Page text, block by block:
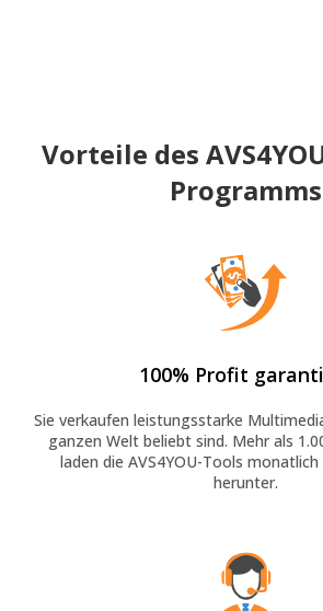
Vorteile des
Programms
100% Profit
Sie verkaufen leistungsstarke
ganzen Welt beliebt sind. Mehr als
laden die AVS4YOU-Tools
herunter.